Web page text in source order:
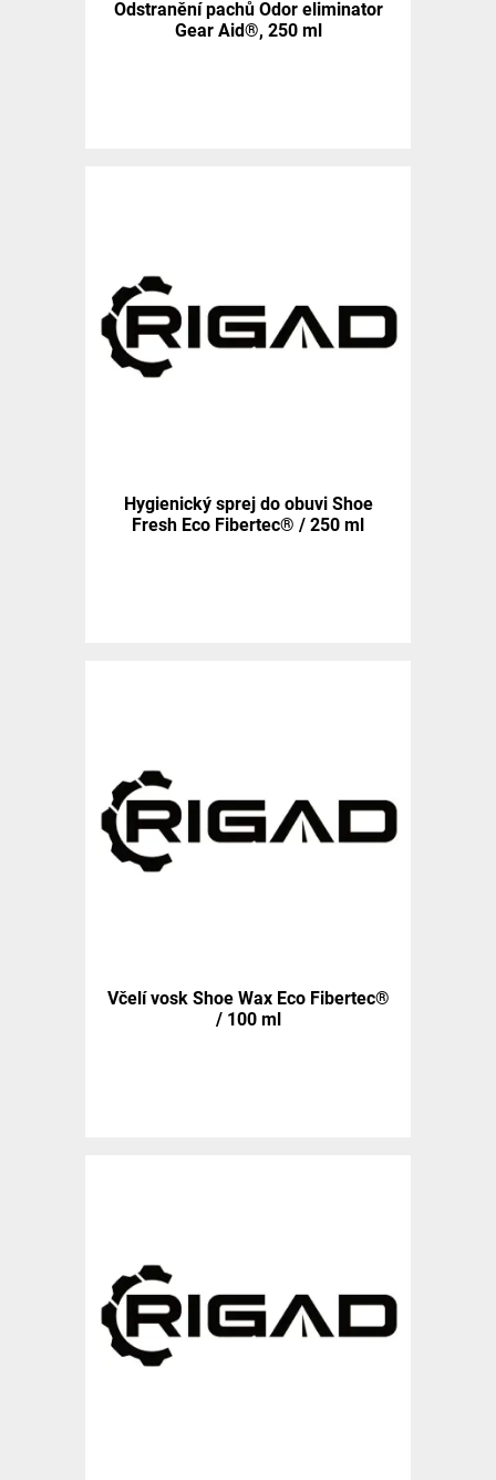
Odstranění pachů Odor eliminator
Gear Aid®, 250 ml
Hygienický sprej do obuvi Shoe
Fresh Eco Fibertec® / 250 ml
Včelí vosk Shoe Wax Eco Fibertec®
/ 100 ml